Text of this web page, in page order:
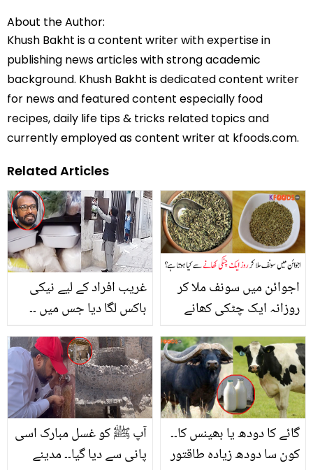
About the Author:
Khush Bakht is a content writer with expertise in
publishing news articles with strong academic
background. Khush Bakht is dedicated content writer
for news and featured content especially food
recipes, daily life tips & tricks related topics and
currently employed as content writer at kfoods.com.
Related Articles
غریب افراد کے لیے نیکی
باکس لگا دیا جس میں ۔۔
باکس کیوں لگایا؟ محلے
والے بھی خوش ہوگئے
اجوائن میں سونف ملا کر
روزانہ ایک چٹکی کھانے
چند ایسے استعمال جو
کریں آپ کی بڑی مشکل
آسان
آپ ﷺ کو غسل مبارک اسی
پانی سے دیا گیا۔۔ مدینے
گائے کا دودھ یا بھینس کا۔۔
کون سا دودھ زیادہ طاقتور